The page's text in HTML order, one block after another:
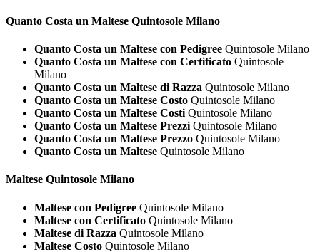
Quanto Costa un Maltese Quintosole Milano
Quanto Costa un Maltese con Pedigree Quintosole Milano
Quanto Costa un Maltese con Certificato Quintosole
Milano
Quanto Costa un Maltese di Razza Quintosole Milano
Quanto Costa un Maltese Costo Quintosole Milano
Quanto Costa un Maltese Costi Quintosole Milano
Quanto Costa un Maltese Prezzi Quintosole Milano
Quanto Costa un Maltese Prezzo Quintosole Milano
Quanto Costa un Maltese Quintosole Milano
Maltese Quintosole Milano
Maltese con Pedigree Quintosole Milano
Maltese con Certificato Quintosole Milano
Maltese di Razza Quintosole Milano
Maltese Costo Quintosole Milano